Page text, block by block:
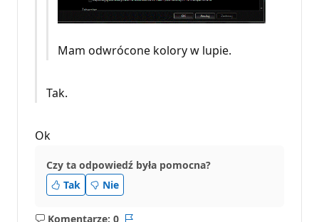
Mam odwrócone kolory w lupie.
Tak.
Ok
Czy ta odpowiedź była pomocna?
Tak
Nie
Komentarze: 0